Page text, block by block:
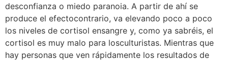
desconfianza o miedo paranoia. A partir de ahí se
produce el efectocontrario, va elevando poco a poco
los niveles de cortisol ensangre y, como ya sabréis, el
cortisol es muy malo para losculturistas. Mientras que
hay personas que ven rápidamente los resultados de